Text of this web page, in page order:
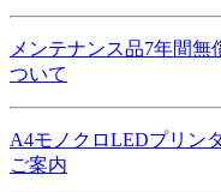
メンテナンス品7年間
ついて
A4モノクロLEDプリン
ご案内